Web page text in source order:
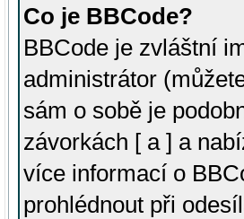
Co je BBCode?
BBCode je zvláštní
administrátor
sám o sobě je
závorkách [ a ] a
více informací o
prohlédnout při